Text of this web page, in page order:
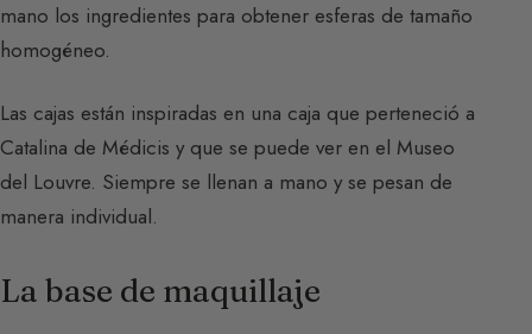
mano los ingredientes para obtener esferas de tamaño
homogéneo.
Las cajas están inspiradas en una caja que perteneció a
Catalina de Médicis y que se puede ver en el Museo
del Louvre. Siempre se llenan a mano y se pesan de
manera individual.
La base de maquillaje